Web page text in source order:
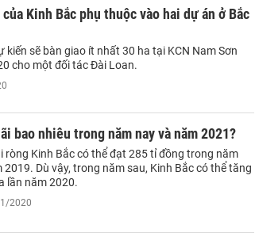
Kinh Bắc phụ thuộc vào hai dự án ở Bắc
kiến sẽ bàn giao ít nhất 30 ha tại KCN Nam Sơn
cho một đối tác Đài Loan.
bao nhiêu trong năm nay và năm 2021?
ròng Kinh Bắc có thể đạt 285 tỉ đồng trong năm
2019. Dù vậy, trong năm sau, Kinh Bắc có thể tăng
lần năm 2020.
2020